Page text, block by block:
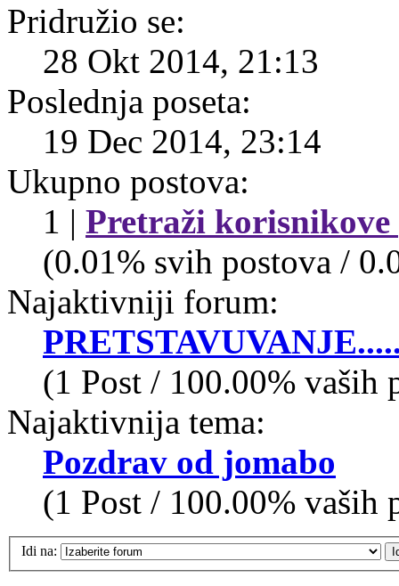
Pridružio se:
28 Okt 2014, 21:13
Poslednja poseta:
19 Dec 2014, 23:14
Ukupno postova:
1 | Pretraži korisnikove
(0.01% svih postova /
Najaktivniji forum:
(1 Post / 100.00% vaših
Najaktivnija tema:
Pozdrav od jomabo
(1 Post / 100.00% vaših
Idi na: